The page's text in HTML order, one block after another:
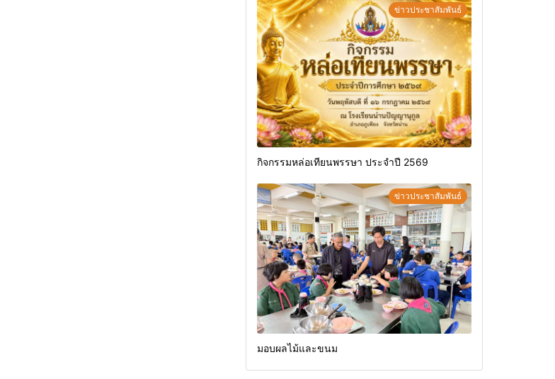
ข่าวประชาสัมพันธ์
กิจกรรมหล่อเทียนพรรษา ประจำปี 2569
ข่าวประชาสัมพันธ์
มอบผลไม้และขนม